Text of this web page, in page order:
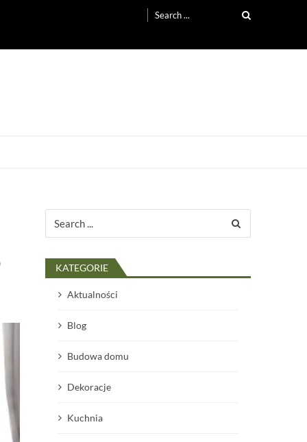
for:
for:
KATEGORIE
Aktualności
Blog
Budowa domu
Dekoracje
Kuchnia